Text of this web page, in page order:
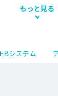
もっと見る
システム